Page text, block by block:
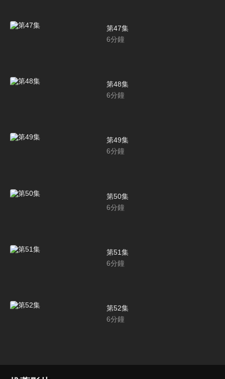
第47集
6分鐘
第48集
6分鐘
第49集
6分鐘
第50集
6分鐘
第51集
6分鐘
第52集
6分鐘